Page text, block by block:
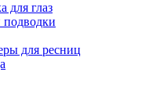
для глаз
для ресниц